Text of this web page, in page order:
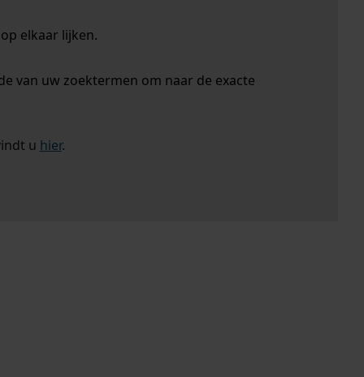
elkaar lijken.
van uw zoektermen om naar de exacte
u hier.